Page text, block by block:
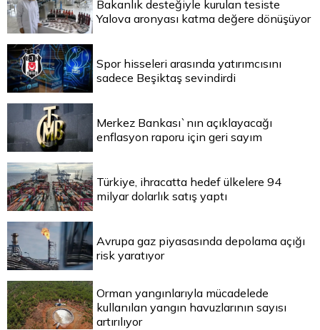
Bakanlık desteğiyle kurulan tesiste
Yalova aronyası katma değere dönüşüyor
Spor hisseleri arasında yatırımcısını
sadece Beşiktaş sevindirdi
Merkez Bankası`nın açıklayacağı
enflasyon raporu için geri sayım
Türkiye, ihracatta hedef ülkelere 94
milyar dolarlık satış yaptı
Avrupa gaz piyasasında depolama açığı
risk yaratıyor
Orman yangınlarıyla mücadelede
kullanılan yangın havuzlarının sayısı
artırılıyor